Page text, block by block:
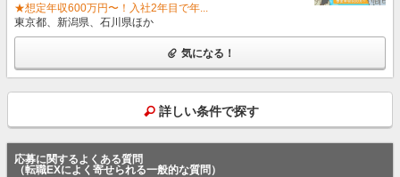
★想定年収600万円〜！入社2年目で年...
東京都、新潟県、石川県ほか
気になる！
詳しい条件で探す
応募に関するよくある質問
（転職EXによく寄せられる一般的な質問）